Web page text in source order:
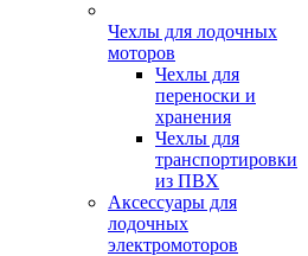
Чехлы для лодочных
моторов
Чехлы для
переноски и
хранения
Чехлы для
транспортировки
из ПВХ
Аксессуары для
лодочных
электромоторов